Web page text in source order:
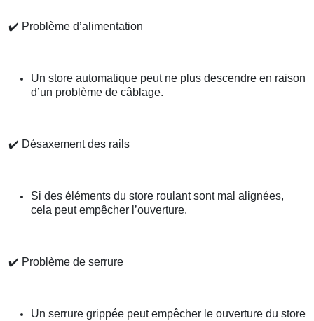
✔️ Problème d’alimentation
Un store automatique peut ne plus descendre en raison
d’un problème de câblage.
✔️ Désaxement des rails
Si des éléments du store roulant sont mal alignées,
cela peut empêcher l’ouverture.
✔️ Problème de serrure
Un serrure grippée peut empêcher le ouverture du store